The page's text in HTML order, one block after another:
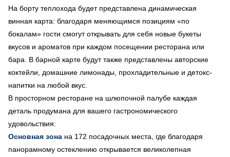
На борту теплохода будет представлена динамическая
винная карта: благодаря меняющимся позициям «по
бокалам» гости смогут открывать для себя новые букеты
вкусов и ароматов при каждом посещении ресторана или
бара. В барной карте будут также представлены авторские
коктейли, домашние лимонады, прохладительные и детокс-
напитки на любой вкус.
В просторном ресторане на шлюпочной палубе каждая
деталь продумана для вашего гастрономического
удовольствия:
Основная зона на 172 посадочных места, где благодаря
панорамному остеклению открывается великолепная